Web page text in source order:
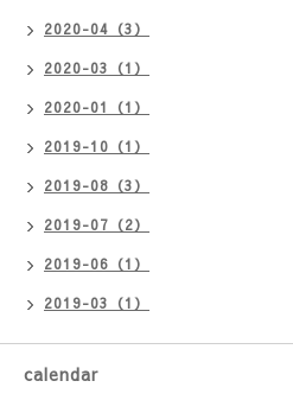
2020-04（3）
2020-03（1）
2020-01（1）
2019-10（1）
2019-08（3）
2019-07（2）
2019-06（1）
2019-03（1）
calendar